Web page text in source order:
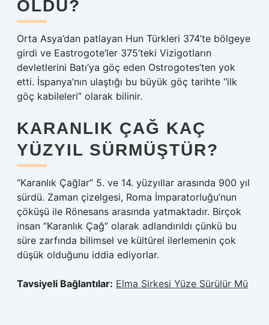
OLDU?
Orta Asya’dan patlayan Hun Türkleri 374’te bölgeye
girdi ve Eastrogote’ler 375’teki Vizigotların
devletlerini Batı’ya göç eden Ostrogotes’ten yok
etti. İspanya’nın ulaştığı bu büyük göç tarihte “ilk
göç kabileleri” olarak bilinir.
KARANLIK ÇAĞ KAÇ
YÜZYIL SÜRMÜŞTÜR?
“Karanlık Çağlar” 5. ve 14. yüzyıllar arasında 900 yıl
sürdü. Zaman çizelgesi, Roma İmparatorluğu’nun
çöküşü ile Rönesans arasında yatmaktadır. Birçok
insan “Karanlık Çağ” olarak adlandırıldı çünkü bu
süre zarfında bilimsel ve kültürel ilerlemenin çok
düşük olduğunu iddia ediyorlar.
Tavsiyeli Bağlantılar: Elma Sirkesi Yüze Sürülür Mü